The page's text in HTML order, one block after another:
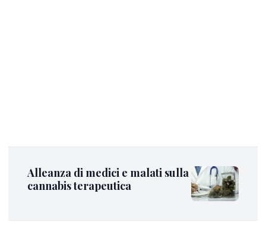
Alleanza di medici e malati sulla
cannabis terapeutica